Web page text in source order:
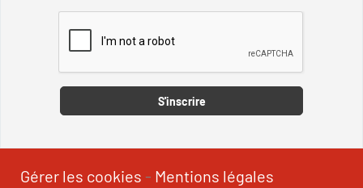
S'inscrire
Gérer les cookies - Mentions légales